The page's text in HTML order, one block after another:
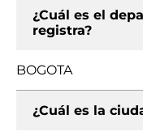
¿Cuál es el
registra?
BOGOTA
¿Cuál es la